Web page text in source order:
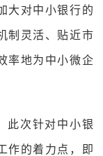
大对中小银行的
制灵活、贴近市
率地为中小微企
此次针对中小银
作的着力点，即